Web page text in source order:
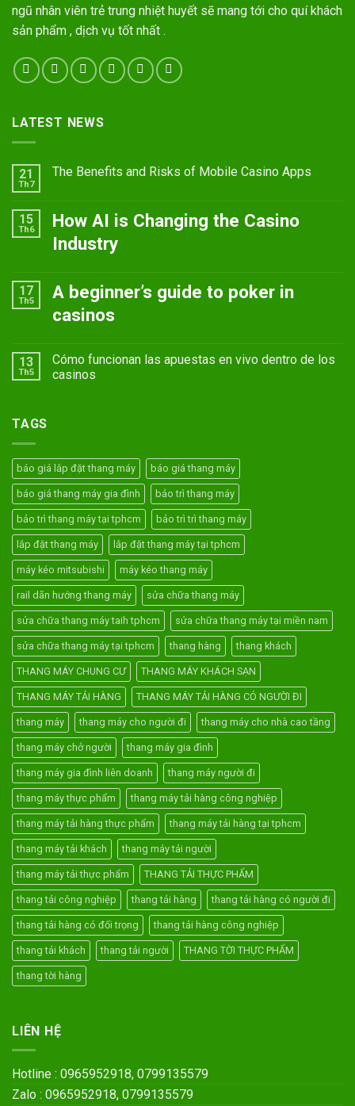
ngũ nhân viên trẻ trung nhiệt huyết sẽ mang tới cho quí khách
sản phẩm , dịch vụ tốt nhất .
LATEST NEWS
21
Th7
The Benefits and Risks of Mobile Casino Apps
15
Th6
How AI is Changing the Casino
Industry
17
Th5
A beginner’s guide to poker in
casinos
13
Th5
Cómo funcionan las apuestas en vivo dentro de los
casinos
TAGS
báo giá lắp đặt thang máy báo giá thang máy
báo giá thang máy gia đình bảo trì thang máy
bảo trì thang máy tại tphcm bảo trì trì thang máy
lắp đặt thang máy lắp đặt thang máy tại tphcm
máy kéo mitsubishi máy kéo thang máy
rail dãn hướng thang máy sửa chữa thang máy
sửa chữa thang máy taih tphcm sửa chữa thang máy tại miền nam
sửa chữa thang máy tại tphcm thang hàng thang khách
THANG MÁY CHUNG CƯ THANG MÁY KHÁCH SẠN
THANG MÁY TẢI HÀNG THANG MÁY TẢI HÀNG CÓ NGƯỜI ĐI
thang máy thang máy cho người đi thang máy cho nhà cao tầng
thang máy chở người thang máy gia đình
thang máy gia đình liên doanh thang máy người đi
thang máy thực phẩm thang máy tải hàng công nghiệp
thang máy tải hàng thực phẩm thang máy tải hàng tại tphcm
thang máy tải khách thang máy tải người
thang máy tải thực phẩm THANG TẢI THỰC PHẨM
thang tải công nghiệp thang tải hàng thang tải hàng có người đi
thang tải hàng có đối trọng thang tải hàng công nghiệp
thang tải khách thang tải người THANG TỜI THỰC PHẨM
thang tời hàng
LIÊN HỆ
Hotline : 0965952918, 0799135579
Zalo : 0965952918, 0799135579